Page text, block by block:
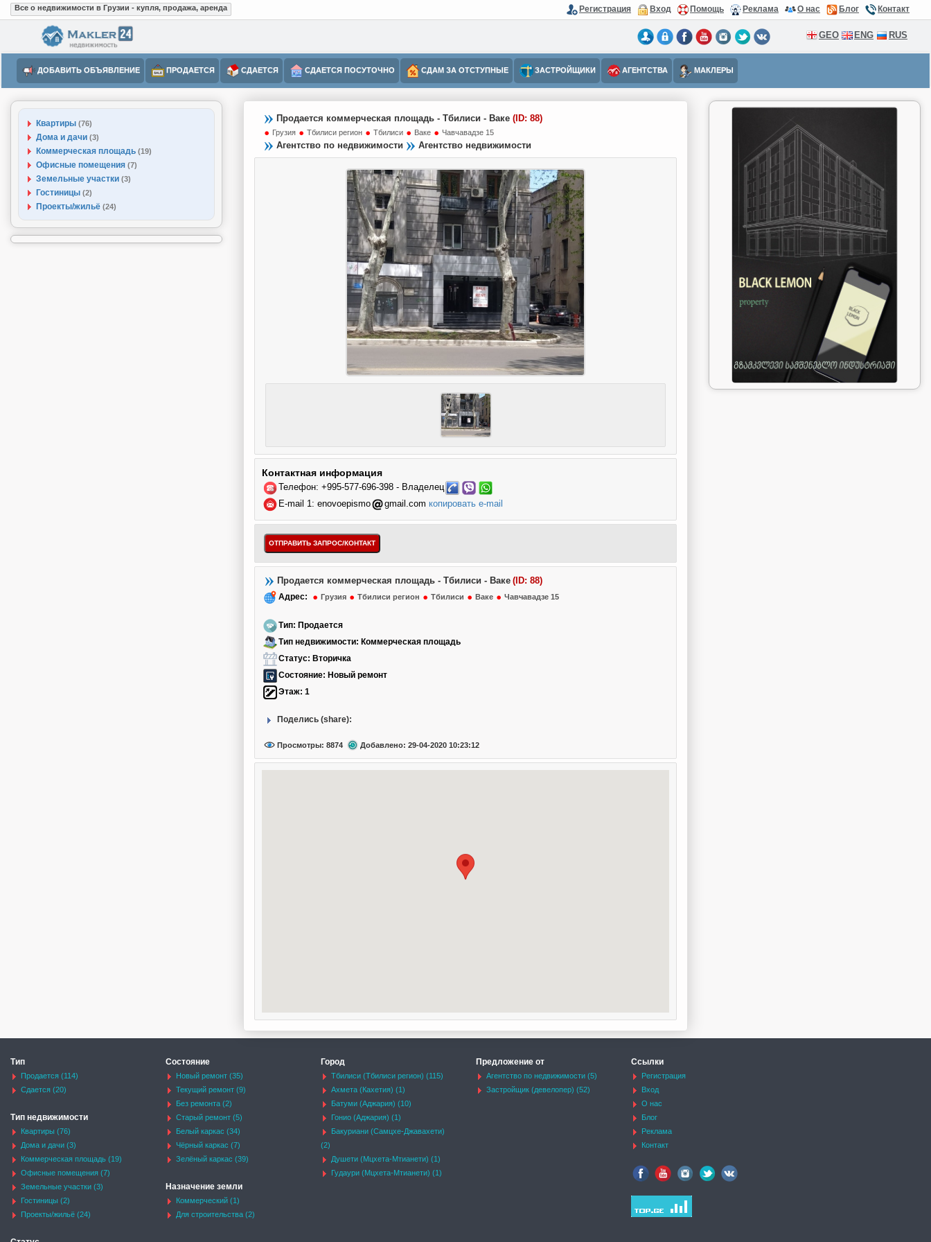
Все о недвижимости в Грузии - купля, продажа, аренда Регистрация Вход Помощь Реклама О нас Блог Контакт
GEO ENG RUS
ДОБАВИТЬ ОБЪЯВЛЕНИЕ ПРОДАЕТСЯ СДАЕТСЯ СДАЕТСЯ ПОСУТОЧНО СДАМ ЗА ОТСТУПНЫЕ ЗАСТРОЙЩИКИ АГЕНТСТВА МАКЛЕРЫ
Квартиры (76)
Дома и дачи (3)
Коммерческая площадь (19)
Офисные помещения (7)
Земельные участки (3)
Гостиницы (2)
Проекты/жильё (24)
Продается коммерческая площадь - Тбилиси - Ваке (ID: 88)
Грузия Тбилиси регион Тбилиси Ваке Чавчавадзе 15
Агентство по недвижимости Агентство недвижимости
Контактная информация
Телефон: +995-577-696-398 - Владелец
E-mail 1: enovoepismo gmail.com копировать e-mail
Продается коммерческая площадь - Тбилиси - Ваке (ID: 88)
Адрес: Грузия Тбилиси регион Тбилиси Ваке Чавчавадзе 15
Тип: Продается
Тип недвижимости: Коммерческая площадь
Статус: Вторичка
Состояние: Новый ремонт
Этаж: 1
Поделись (share):
Просмотры: 8874 Добавлено: 29-04-2020 10:23:12
Тип
Продается (114)
Сдается (20)
Тип недвижимости
Квартиры (76)
Дома и дачи (3)
Коммерческая площадь (19)
Офисные помещения (7)
Земельные участки (3)
Гостиницы (2)
Проекты/жильё (24)
Состояние
Новый ремонт (35)
Текущий ремонт (9)
Без ремонта (2)
Старый ремонт (5)
Белый каркас (34)
Чёрный каркас (7)
Зелёный каркас (39)
Назначение земли
Коммерческий (1)
Для строительства (2)
Город
Тбилиси (Тбилиси регион) (115)
Ахмета (Кахетия) (1)
Батуми (Аджария) (10)
Гонио (Аджария) (1)
Бакуриани (Самцхе-Джавахети)
(2)
Душети (Мцхета-Мтианети) (1)
Гудаури (Мцхета-Мтианети) (1)
Предложение от
Агентство по недвижимости (5)
Застройщик (девелопер) (52)
Ссылки
Регистрация
Вход
О нас
Блог
Реклама
Контакт